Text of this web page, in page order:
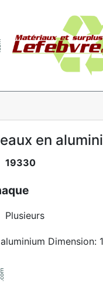
en
19330
Plusieurs